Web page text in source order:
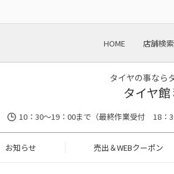
HOME 店舗検索
タイヤの事なら
タイヤ館
10：30～19：00まで（最終作業受付 18：
お知らせ 売出＆WEBクーポン